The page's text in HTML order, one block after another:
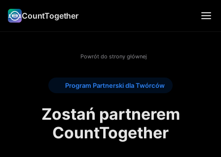
CountTogether
Powrót do strony głównej
Program Partnerski dla Twórców
Zostań partnerem
CountTogether